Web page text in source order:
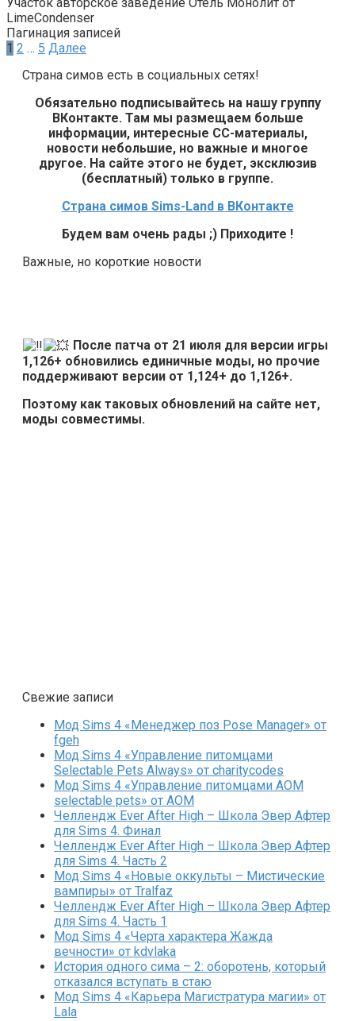
LimeCondenser
Пагинация записей
1 2 … 5 Далее
Страна симов есть в социальных сетях!
Обязательно подписывайтесь на нашу группу
ВКонтакте. Там мы размещаем больше
информации, интересные СС-материалы,
новости небольшие, но важные и многое
другое. На сайте этого не будет, эксклюзив
(бесплатный) только в группе.
Страна симов Sims-Land в ВКонтакте
Будем вам очень рады ;) Приходите !
Важные, но короткие новости
После патча от 21 июля для версии игры
1,126+ обновились единичные моды, но прочие
поддерживают версии от 1,124+ до 1,126+.
Поэтому как таковых обновлений на сайте нет,
моды совместимы.
Свежие записи
Мод Sims 4 «Менеджер поз Pose Manager» от
fgeh
Мод Sims 4 «Управление питомцами
Selectable Pets Always» от charitycodes
Мод Sims 4 «Управление питомцами AOM
selectable pets» от AOM
Челлендж Ever After High – Школа Эвер Афтер
для Sims 4. Финал
Челлендж Ever After High – Школа Эвер Афтер
для Sims 4. Часть 2
Мод Sims 4 «Новые оккульты – Мистические
вампиры» от Tralfaz
Челлендж Ever After High – Школа Эвер Афтер
для Sims 4. Часть 1
Мод Sims 4 «Черта характера Жажда
вечности» от kdvlaka
История одного сима – 2: оборотень, который
отказался вступать в стаю
Мод Sims 4 «Карьера Магистратура магии» от
Lala